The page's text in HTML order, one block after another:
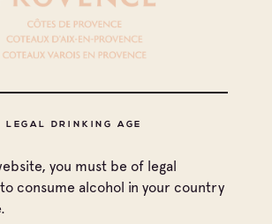
LEGAL DRINKING AGE
you must be of legal
consume alcohol in your country
Notre Dame des Anges
Pierrefeu
Sainte Victoire
Marius Caïus